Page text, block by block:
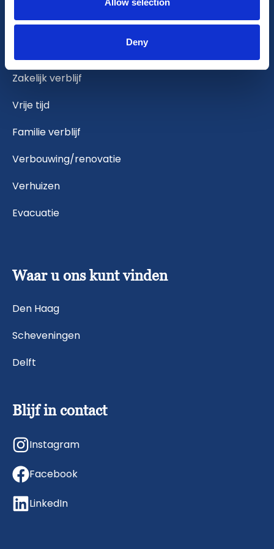
Deny
Zakelijk verblijf
Vrije tijd
Familie verblijf
Verbouwing/renovatie
Verhuizen
Evacuatie
Waar u ons kunt vinden
Den Haag
Scheveningen
Delft
Blijf in contact
Instagram
Facebook
LinkedIn